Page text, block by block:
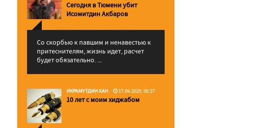
Сегодня в Тюмени убит
Исомитдин Акбаров
Со скорбью к павшим и ненавестью к
притеснителям, жизнь идет, расчет
будет обязательно. ...
ИКРАМУТДИН ХАН 17.04.2025, 00:27
10 лет с моим хиджабом